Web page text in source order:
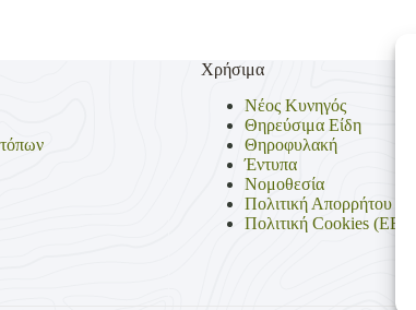
Χρήσιμα
Νέος Κυνηγός
Θηρεύσιμα Είδη
Θηροφυλακή
Έντυπα
Νομοθεσία
Πολιτική Απορρήτου
Πολιτική Cookies (ΕΕ)